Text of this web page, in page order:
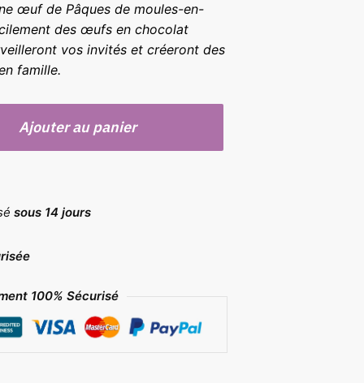
œuf de Pâques de moules-en-
des œufs en chocolat
vos invités et créeront des
famille.
Ajouter au panier
sous 14 jours
100% Sécurisé